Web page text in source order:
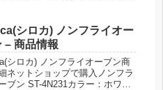
シロカ) ノンフライオー
– 商品情報
シロカ) ノンフライオーブン商
ネットショップで購入ノンフラ
ブン ST-4N231カラー：ホワイ